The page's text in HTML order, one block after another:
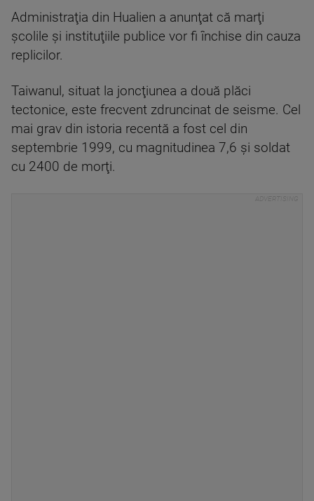
Administraţia din Hualien a anunţat că marţi
şcolile şi instituţiile publice vor fi închise din cauza
replicilor.
Taiwanul, situat la joncţiunea a două plăci
tectonice, este frecvent zdruncinat de seisme. Cel
mai grav din istoria recentă a fost cel din
septembrie 1999, cu magnitudinea 7,6 şi soldat
cu 2400 de morţi.